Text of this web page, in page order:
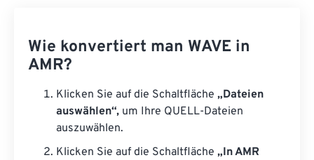
Wie konvertiert man WAVE in
AMR?
Klicken Sie auf die Schaltfläche „Dateien
auswählen“, um Ihre QUELL-Dateien
auszuwählen.
Klicken Sie auf die Schaltfläche „In AMR